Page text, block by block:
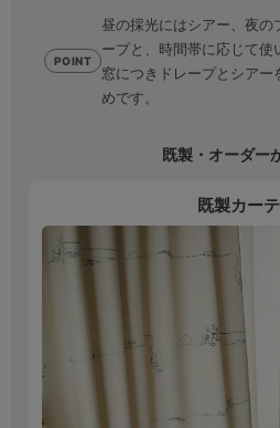
POINT
昼の採光にはシアー、夜の
ープと、時間帯に応じて使
窓につきドレープとシア
めです。
既製・オーダー
既製カー